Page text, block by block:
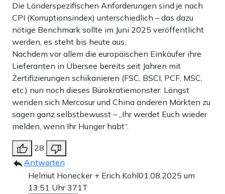
Die Länderspezifischen Anforderungen sind je nach
CPI (Korruptionsindex) unterschiedlich – das dazu
nötige Benchmark sollte im Juni 2025 veröffentlicht
werden, es steht bis heute aus.
Nachdem vor allem die europäischen Einkäufer ihre
Lieferanten in Übersee bereits seit Jahren mit
Zertifizierungen schikanieren (FSC, BSCI, PCF, MSC,
etc.) nun noch dieses Bürokratiemonster. Längst
wenden sich Mercosur und China anderen Märkten zu
sagen ganz selbstbewusst – „Ihr werdet Euch wieder
melden, wenn Ihr Hunger habt“.
28
Antworten
Helmut Honecker + Erich Kohl01.08.2025 um
13:51 Uhr371T